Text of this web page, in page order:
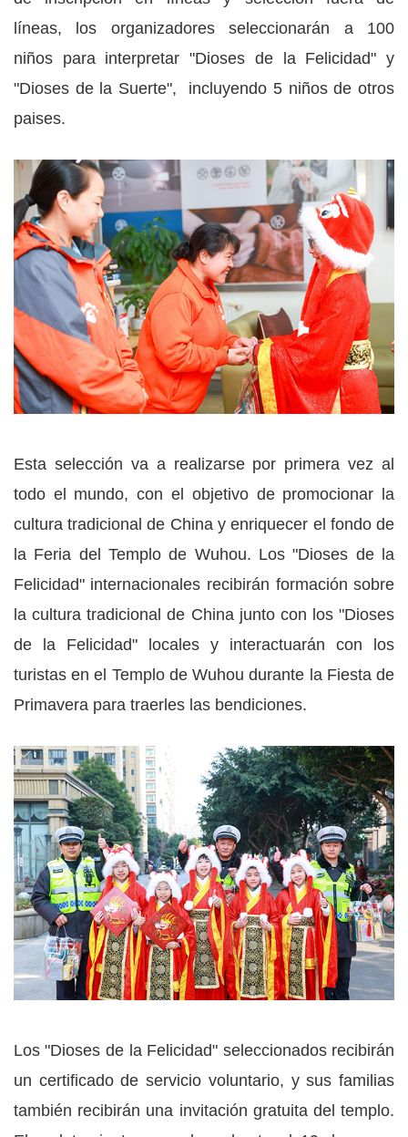
líneas, los organizadores seleccionarán a 100
niños para interpretar "Dioses de la Felicidad" y
"Dioses de la Suerte", incluyendo 5 niños de otros
paises.
Esta selección va a realizarse por primera vez al
todo el mundo, con el objetivo de promocionar la
cultura tradicional de China y enriquecer el fondo de
la Feria del Templo de Wuhou. Los "Dioses de la
Felicidad" internacionales recibirán formación sobre
la cultura tradicional de China junto con los "Dioses
de la Felicidad" locales y interactuarán con los
turistas en el Templo de Wuhou durante la Fiesta de
Primavera para traerles las bendiciones.
Los "Dioses de la Felicidad" seleccionados recibirán
un certificado de servicio voluntario, y sus familias
también recibirán una invitación gratuita del templo.